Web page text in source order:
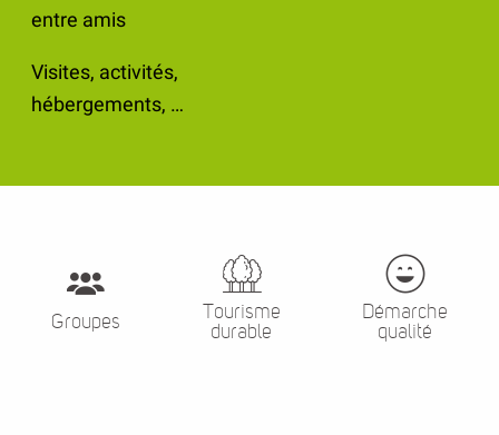
entre amis
Visites, activités,
hébergements, …
Groupes
Tourisme
durable
Démarche
qualité